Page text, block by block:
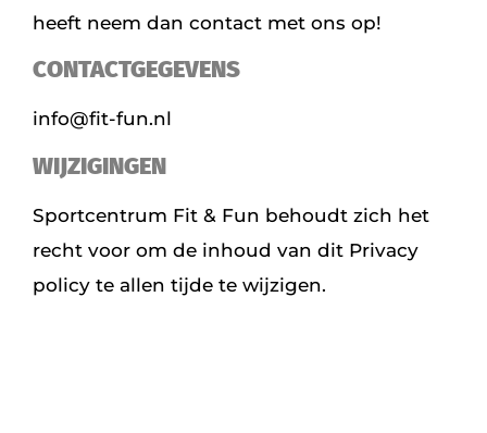
heeft neem dan contact met ons op!
CONTACTGEGEVENS
info@fit-fun.nl
WIJZIGINGEN
Sportcentrum Fit & Fun behoudt zich het
recht voor om de inhoud van dit Privacy
policy te allen tijde te wijzigen.